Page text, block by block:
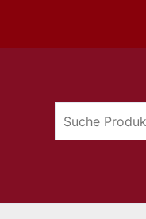
springen Suchen